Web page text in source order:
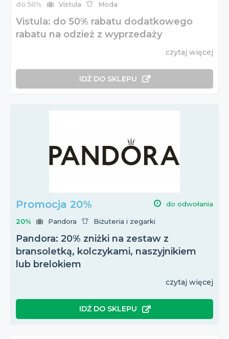
do 50% Vistula Moda
Vistula: do 50% rabatu dodatkowego
rabatu na odzież z wyprzedaży
czytaj więcej
IDŹ DO SKLEPU
Promocja 20% do odwołania
20% Pandora Biżuteria i zegarki
Pandora: 20% zniżki na zestaw z
bransoletką, kolczykami, naszyjnikiem
lub brelokiem
czytaj więcej
IDŹ DO SKLEPU